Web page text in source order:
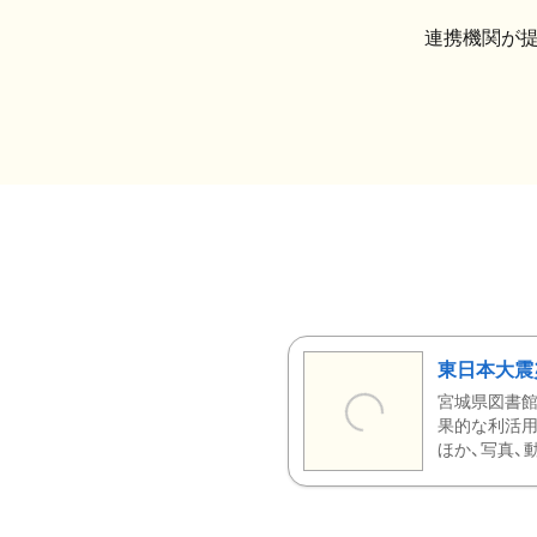
連携機関が
東日本大
宮城県図書
果的な利活
ほか、写真、